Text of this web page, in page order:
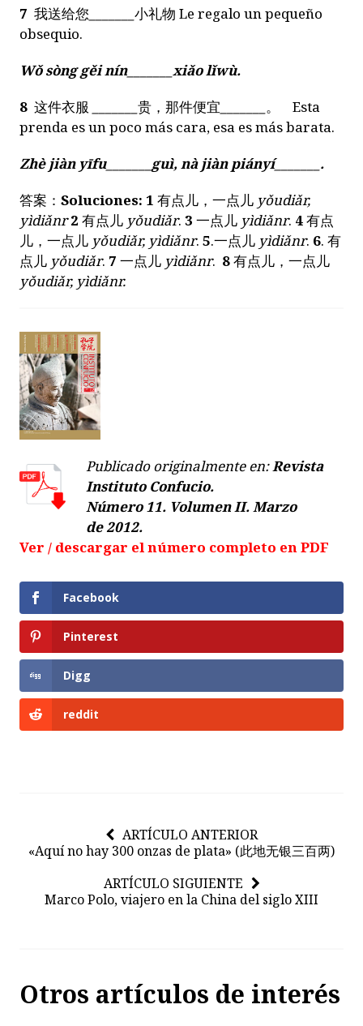
7 我送给您
小礼物 Le regalo un pequeño
obsequio.
Wǒ sòng gěi nín_______ xiǎo lǐwù.
8 这件衣服 贵，那件便宜 。
Esta
prenda es un poco más cara, esa es más barata.
Zhè jiàn yīfu_______ guì, nà jiàn piányí_______ .
答案： Soluciones: 1 有点儿，一点儿 yǒudiǎr,
yìdiǎnr2 有点儿 yǒudiǎr. 3 一点儿 yìdiǎnr. 4有点
儿，一点儿 yǒudiǎr, yìdiǎnr. 5.一点儿 yìdiǎnr. 6. 有
点儿 yǒudiǎr. 7 一点儿 yìdiǎnr. 8有点儿，一点儿
yǒudiǎr, yìdiǎnr.
Publicado originalmente en:Revista
Instituto Confucio.
Número 11. Volumen II. Marzo
de 2012.
Ver / descargar el número completo en PDF
Facebook
Pinterest
Digg
reddit
ARTÍCULO ANTERIOR
«Aquí no hay 300 onzas de plata» (此地无银三百两)
ARTÍCULO SIGUIENTE
Marco Polo, viajero en la China del siglo XIII
Otros artículos de interés